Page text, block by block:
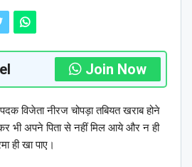
Join Now
विजेता नीरज चोपड़ा तबियत खराब होने
भी अपने पिता से नहीं मिल आये और न ही
ही खा पाए।